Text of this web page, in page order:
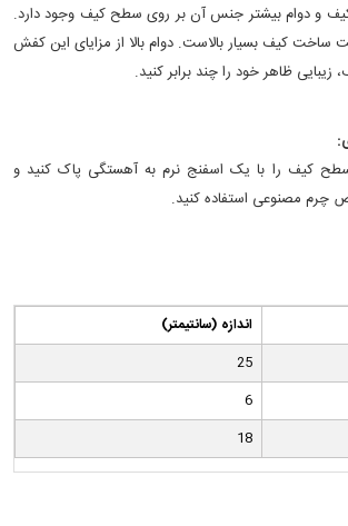
و دوام بیشتر جنس آن بر روی سطح کیف وجود دارد.
ساخت کیف بسیار بالاست. دوام بالا از مزایای این کفش
ظاهر خود را چند برابر کنید.
کیف را با یک اسفنج نرم به آهستگی پاک کنید و
مصنوعی استفاده کنید.
(اندازه (سانتیمتر
25
6
18